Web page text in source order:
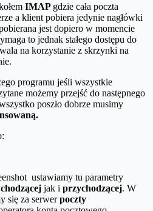
IMAP gdzie cała poczta
a klient pobiera jedynie nagłówki
jest dopiero w momencie
to jednak stałego dostępu do
na korzystanie z skrzynki na
programu jeśli wszystkie
możemy przejść do następnego
poszło dobrze musimy
ustawiamy tu parametry
jak i przychodzącej. W
się za serwerpoczty